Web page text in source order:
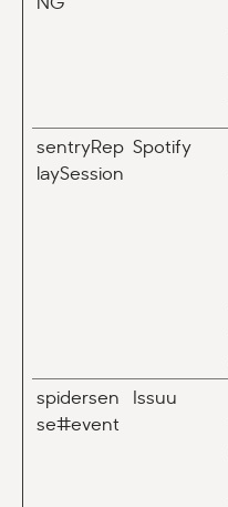
sentryRep
laySession
Spotify
spidersen
se#event
Issuu